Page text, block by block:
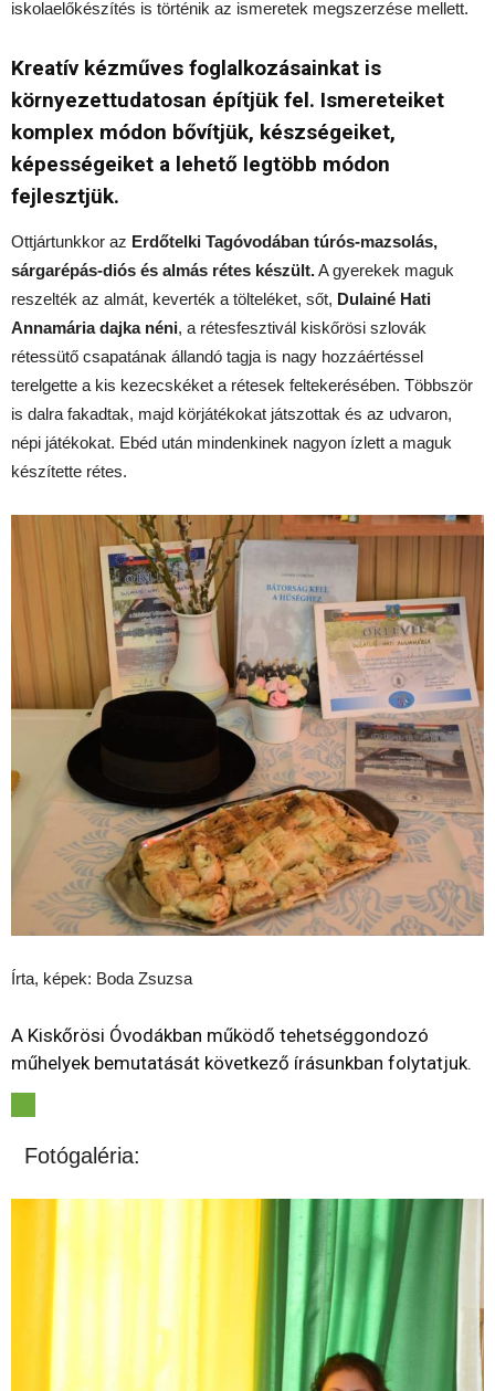
iskolaelőkészítés is történik az ismeretek megszerzése mellett.
Kreatív kézműves foglalkozásainkat is
környezettudatosan építjük fel. Ismereteiket
komplex módon bővítjük, készségeiket,
képességeiket a lehető legtöbb módon
fejlesztjük.
Ottjártunkkor az Erdőtelki Tagóvodában túrós-mazsolás,
sárgarépás-diós és almás rétes készült.A gyerekek maguk
reszelték az almát, keverték a tölteléket, sőt, Dulainé Hati
Annamária dajka néni, a rétesfesztivál kiskőrösi szlovák
rétessütő csapatának állandó tagja is nagy hozzáértéssel
terelgette a kis kezecskéket a rétesek feltekerésében. Többször
is dalra fakadtak, majd körjátékokat játszottak és az udvaron,
népi játékokat. Ebéd után mindenkinek nagyon ízlett a maguk
készítette rétes.
Írta, képek: Boda Zsuzsa
A Kiskőrösi Óvodákban működő tehetséggondozó
műhelyek bemutatását következő írásunkban folytatjuk.
Fotógaléria: